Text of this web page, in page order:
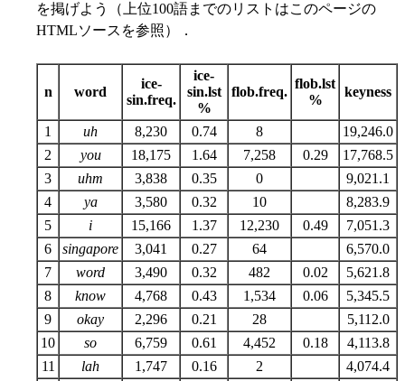
を掲げよう（上位100語までのリストはこのページの
HTMLソースを参照）．
n word
ice-
sin.freq.
ice-
sin.lst
%
flob.freq.
flob.lst
%
keyness
1 uh 8,230 0.74 8
19,246.0
2
you 18,175 1.64 7,258 0.29
17,768.5
3
uhm 3,838 0.35 0
9,021.1
4
ya 3,580 0.32 10
8,283.9
5
i 15,166 1.37 12,230 0.49
7,051.3
6
singapore 3,041 0.27 64
6,570.0
7
word 3,490 0.32 482 0.02
5,621.8
8
know 4,768 0.43 1,534 0.06
5,345.5
9
okay 2,296 0.21 28
5,112.0
10
so 6,759 0.61 4,452 0.18
4,113.8
11
lah 1,747 0.16 2
4,074.4